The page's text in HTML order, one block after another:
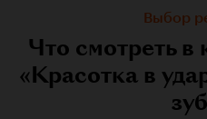
Выбор
Что смотреть в
«Красотка в